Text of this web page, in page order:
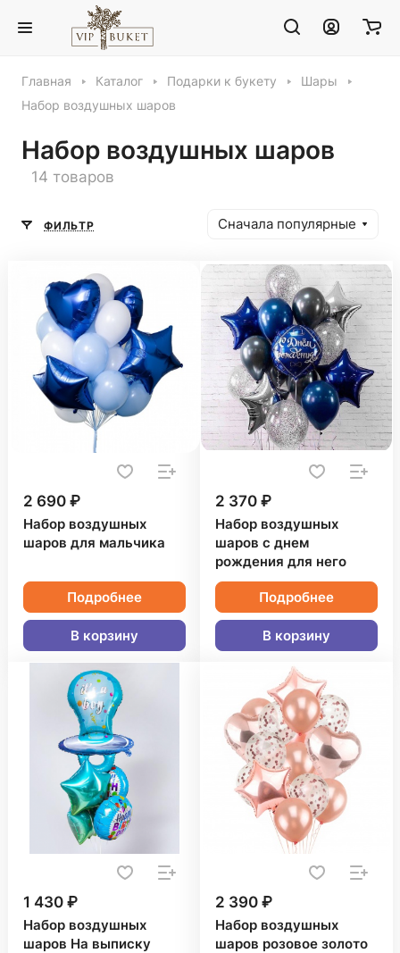
Главная Каталог Подарки к букету
Шары
Набор воздушных шаров
Набор воздушных шаров
14 товаров
ФИЛЬТР Сначала популярные
2 690 ₽
Набор воздушных
шаров для мальчика
Подробнее
В корзину
2 370 ₽
Набор воздушных
шаров с днем
рождения для него
Подробнее
В корзину
1 430 ₽
Набор воздушных
шаров На выписку
2 390 ₽
Набор воздушных
шаров розовое золото